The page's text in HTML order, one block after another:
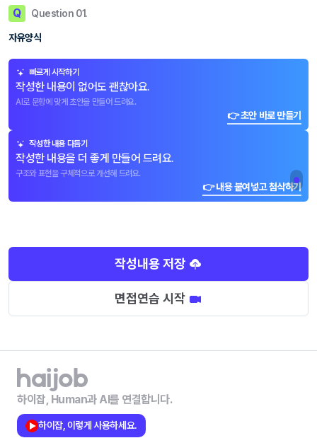
Q Question 01.
자유양식
빠르게 시작하기
작성한 내용이 없어도 괜찮아요.
AI로 문항에 맞게 초안을 만들어 드려요.
👉 초안 바로 만들기
작성한 내용 다듬기
작성한 내용을 더 좋게 만들어 드려요.
구조와 표현을 구체적으로 개선해 드려요.
👉 내용 붙여넣고 첨삭하기
작성내용 저장
면접연습 시작
하이잡, Human과 AI를 연결합니다.
하이잡, 이렇게 사용하세요.